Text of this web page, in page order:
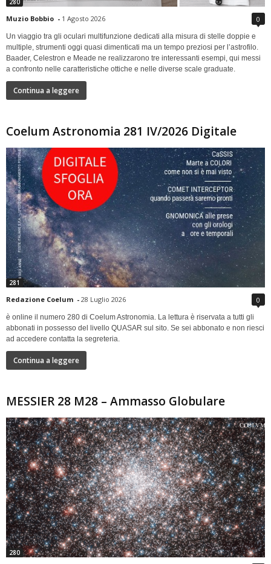
280
Muzio Bobbio - 1 Agosto 2026 0
Un viaggio tra gli oculari multifunzione dedicati alla misura di stelle doppie e
multiple, strumenti oggi quasi dimenticati ma un tempo preziosi per l’astrofilo.
Baader, Celestron e Meade ne realizzarono tre interessanti esempi, qui messi
a confronto nelle caratteristiche ottiche e nelle diverse scale graduate.
Continua a leggere
Coelum Astronomia 281 IV/2026 Digitale
281
Redazione Coelum - 28 Luglio 2026 0
è online il numero 280 di Coelum Astronomia. La lettura è riservata a tutti gli
abbonati in possesso del livello QUASAR sul sito. Se sei abbonato e non riesci
ad accedere contatta la segreteria.
Continua a leggere
MESSIER 28 M28 – Ammasso Globulare
280